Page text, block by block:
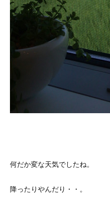
何だか変な天気でしたね。
降ったりやんだり・・。